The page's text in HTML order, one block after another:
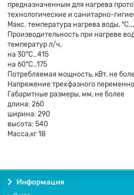
предназначенным для нагрева
технологические и санитарно-
Макс. температура нагрева воды,
Производительность при нагреве
температур л/ч,
на 30°С…415
на 60°С…175
Потребляемая мощность, кВт, не
Напряжение трехфазного
Габаритные размеры, мм, не более
длина: 260
ширина: 290
высота: 540
Масса,кг 18
Информация